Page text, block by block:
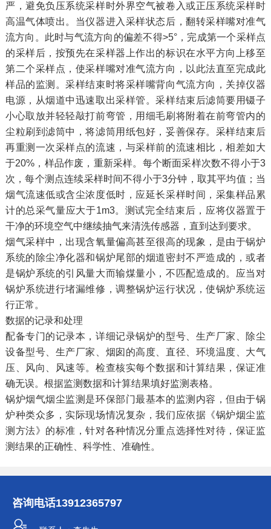
严，避免负压系统采样时外界空气被卷入或正压系统采样时
高温气体喷出。当仪器进入采样状态后，翻转采样嘴对准气
流方向。此时与气流方向的偏差不得>5°，完成第一个采样点
的采样后，按预先在采样器上作出的标识在水平方向上移至
第二个采样点，使采样嘴对准气流方向，以此法直至完成此
样品的监测。采样结束时将采样嘴背向气流方向，关掉仪器
电源，从烟道中迅速取出采样管。采样结束后滤筒要用镊子
小心取放并轻轻敲打前弯管，用细毛刷将附着在前弯管内的
尘粒刷到滤筒中，将滤筒用纸包好，妥善保存。采样结束后
再重测一次采样点的流速，与采样前的流速相比，相差如大
于20%，样品作废，重新采样。每个断面采样次数不得小于3
次，每个测点连续采样时间不得小于3分钟，取其平均值；当
烟气流速低或含尘浓度低时，应延长采样时间，采集样品累
计的总采气量应大于1m3。测试完全结束后，应将仪器置于
干净的环境空气中继续抽气来清洗传感器，直到达到要求。
烟气采样中，出现含氧量偏高甚至很高的现象，是由于锅炉
系统的除尘净化器和锅炉尾部的烟道密封不严造成的，或者
是锅炉系统的引风量大而输煤量小，不匹配造成的。应当对
锅炉系统进行堵漏维修，调整锅炉运行状况，使锅炉系统运
行正常。
数据的记录和处理
配备专门的记录本，详细记录锅炉的型号、生产厂家、除尘
设备型号、生产厂家、烟囱的高度、直径、环境温度、大气
压、风向、风速等。检查核实每个数据和计算结果，保证准
确无误。根据监测数据和计算结果填好监测表格。
锅炉烟气烟尘监测是环保部门最基本的监测内容，但由于锅
炉种类众多，实际现场情况复杂，我们应依据《锅炉烟尘监
测方法》的标准，针对各种情况分重点选择性对待，保证监
测结果的正确性、科学性、准确性。
咨询电话13912365797